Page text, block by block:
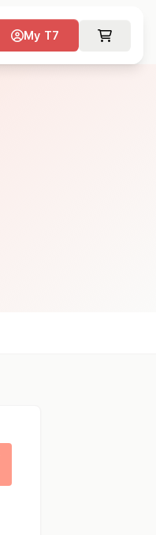
My T7